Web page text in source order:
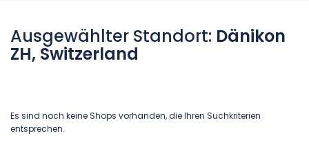
Ausgewählter Standort: Dänikon
ZH, Switzerland
Es sind noch keine Shops vorhanden, die Ihren Suchkriterien
entsprechen.